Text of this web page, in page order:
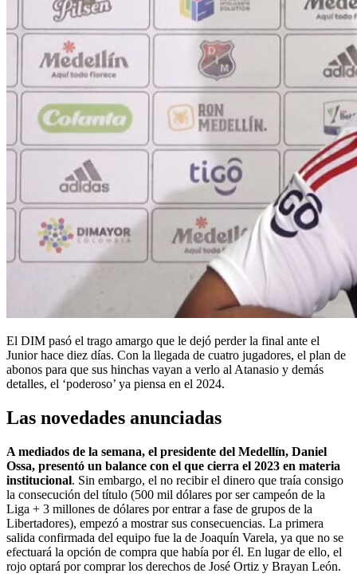
El DIM pasó el trago amargo que le dejó perder la final ante el
Junior hace diez días. Con la llegada de cuatro jugadores, el plan de
abonos para que sus hinchas vayan a verlo al Atanasio y demás
detalles, el ‘poderoso’ ya piensa en el 2024.
Las novedades anunciadas
A mediados de la semana, el presidente del Medellín, Daniel
Ossa, presentó un balance con el que cierra el 2023 en materia
institucional. Sin embargo, el no recibir el dinero que traía consigo
la consecución del título (500 mil dólares por ser campeón de la
Liga + 3 millones de dólares por entrar a fase de grupos de la
Libertadores), empezó a mostrar sus consecuencias. La primera
salida confirmada del equipo fue la de Joaquín Varela, ya que no se
efectuará la opción de compra que había por él. En lugar de ello, el
rojo optará por comprar los derechos de José Ortiz y Brayan León.